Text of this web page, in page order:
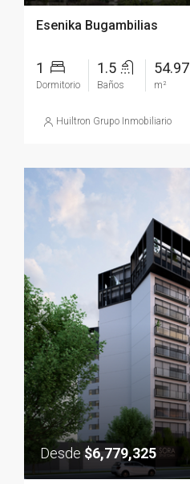
Esenika Bugambilias
1
Dormitorio
1.5
Baños
54.97
m²
Huiltron Grupo Inmobiliario
Desde $6,779,325